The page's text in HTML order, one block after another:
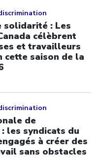
solidarité : Les
célèbrent
et travailleurs
cette saison de la
de
les syndicats du
à créer des
sans obstacles